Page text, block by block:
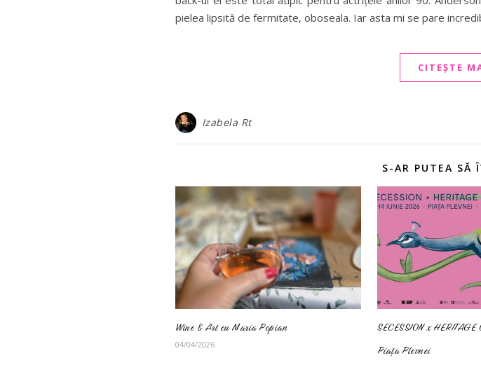
pielea lipsită de fermitate, oboseala. Iar asta mi se pare
CITEȘTE
Izabela Rt
S-AR PUTEA SĂ
Wine & Art cu Maria Popian
04/04/2026
SECESSION x
Piața Plevnei